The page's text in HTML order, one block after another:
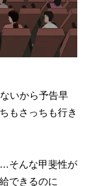
いから予告早
もさっちも行き
そんな甲斐性が
できるのに